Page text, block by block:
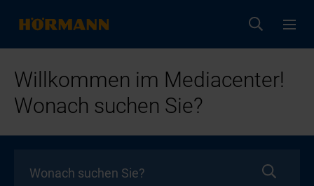
Willkommen im Mediacenter!
Wonach suchen Sie?